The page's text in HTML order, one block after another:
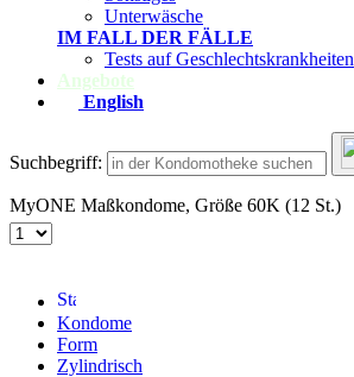
Unterwäsche
IM FALL DER FÄLLE
Tests auf Geschlechtskrankheiten
Angebote
English
Suchbegriff:
MyONE Maßkondome, Größe 60K (12 St.)
Kondome
Form
Zylindrisch